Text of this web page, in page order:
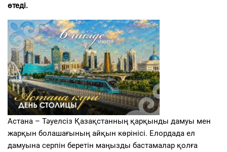
өтеді.
Астана – Тәуелсіз Қазақстанның қарқынды дамуы мен
жарқын болашағының айқын көрінісі. Елордада ел
дамуына серпін беретін маңызды бастамалар қолға